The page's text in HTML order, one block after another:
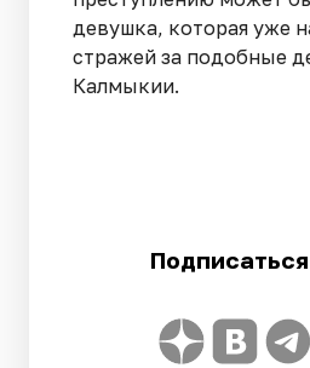
девушка, которая уже
стражей за подобные
Калмыкии.